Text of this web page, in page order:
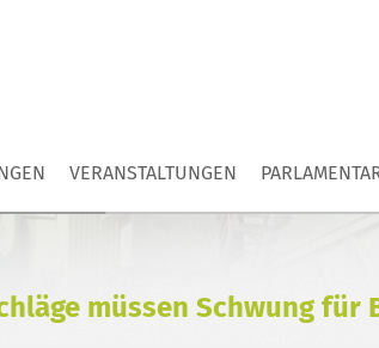
VERANSTALTUNGEN
müssen Schwung für